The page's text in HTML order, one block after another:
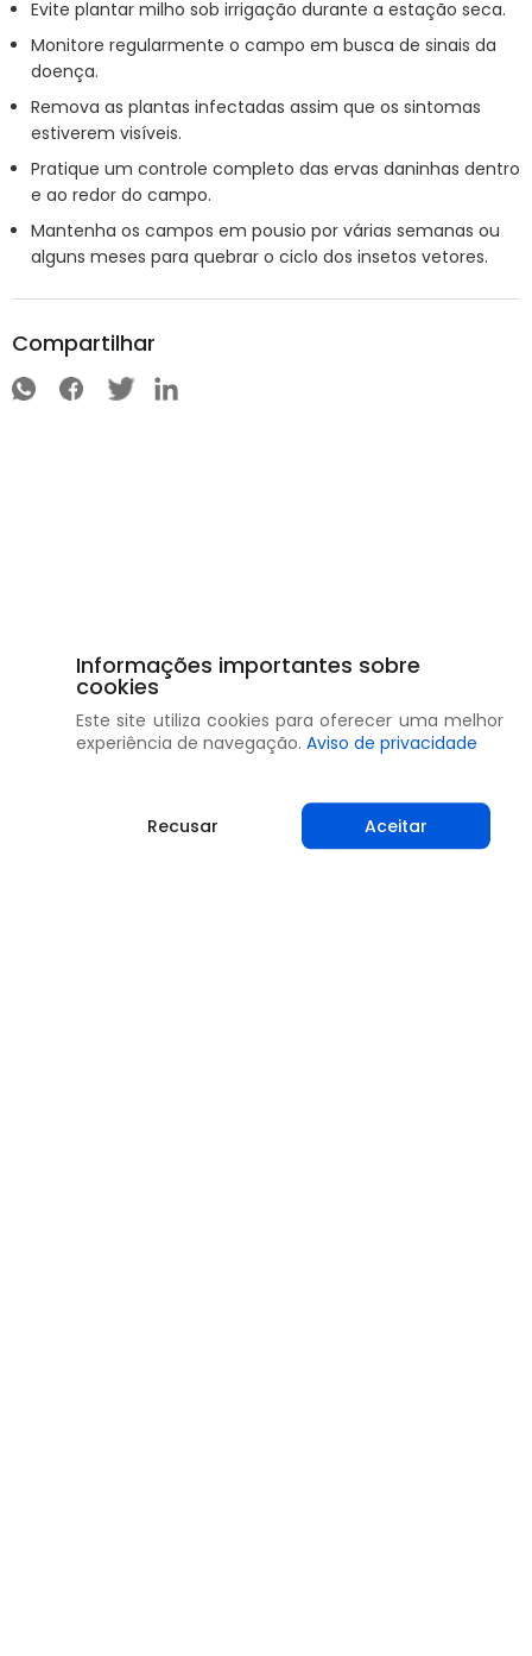
Evite plantar milho sob irrigação durante a estação seca.
Monitore regularmente o campo em busca de sinais da
doença.
Remova as plantas infectadas assim que os sintomas
estiverem visíveis.
Pratique um controle completo das ervas daninhas dentro
e ao redor do campo.
Mantenha os campos em pousio por várias semanas ou
alguns meses para quebrar o ciclo dos insetos vetores.
Compartilhar
Informações importantes sobre
cookies
Este site utiliza cookies para oferecer uma melhor
experiência de navegação. Aviso de privacidade
Recusar Aceitar